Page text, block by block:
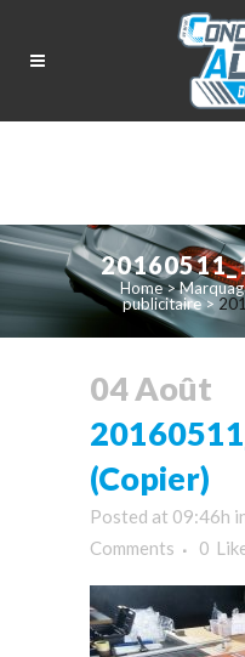
Home>
publicitaire>
04 Août
(Copier)
Posted at 09:46h
Comments
0